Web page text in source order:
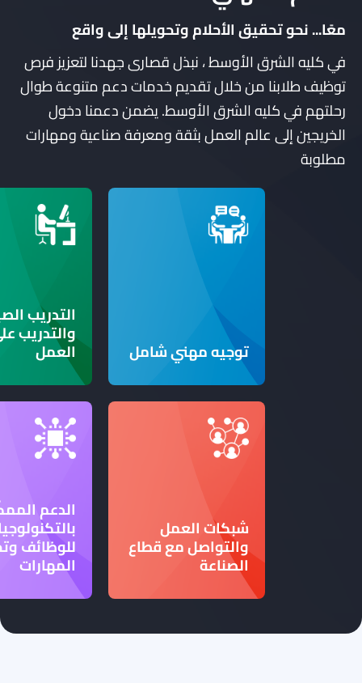
معًا... نحو تحقيق الأحلام وتحويلها إلى واقع
في كليه الشرق الأوسط ، نبذل قصارى جهدنا لتعزيز فرص
توظيف طلابنا من خلال تقديم خدمات دعم متنوعة طوال
رحلتهم في كليه الشرق الأوسط. يضمن دعمنا دخول
الخريجين إلى عالم العمل بثقة ومعرفة صناعية ومهارات
مطلوبة
توجيه مهني شامل
التدريب
والتدريب
العمل
شبكات العمل
والتواصل مع قطاع
الصناعة
الدعم
للوظائف
المهارات